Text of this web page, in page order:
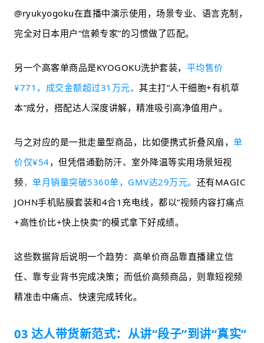
@ryukyogoku在直播中演示使用，场景专业、语言克制，
完全对日本用户“信赖专家”的习惯做了匹配。
另一个高客单商品是KYOGOKU洗护套装， 平均售价
¥771，成交金额超过31万元。 其主打“人干细胞+有机草
本”成分，搭配达人深度讲解，精准吸引高净值用户。
与之对应的是一批走量型商品，比如便携式折叠风扇， 单
价仅¥54，但凭借通勤防汗、室外降温等实用场景短视
频，单月销量突破5360单，GMV达29万元。 还有MAGIC
JOHN手机贴膜套装和4合1充电线，都以“视频内容打痛点
+高性价比+快上快卖”的模式拿下好成绩。
这些数据背后说明一个趋势：高单价商品靠直播建立信
任、靠专业背书完成决策；而低价高频商品，则靠短视频
精准击中痛点、快速完成转化。
03 达人带货新范式：从讲“段子”到讲“真实”